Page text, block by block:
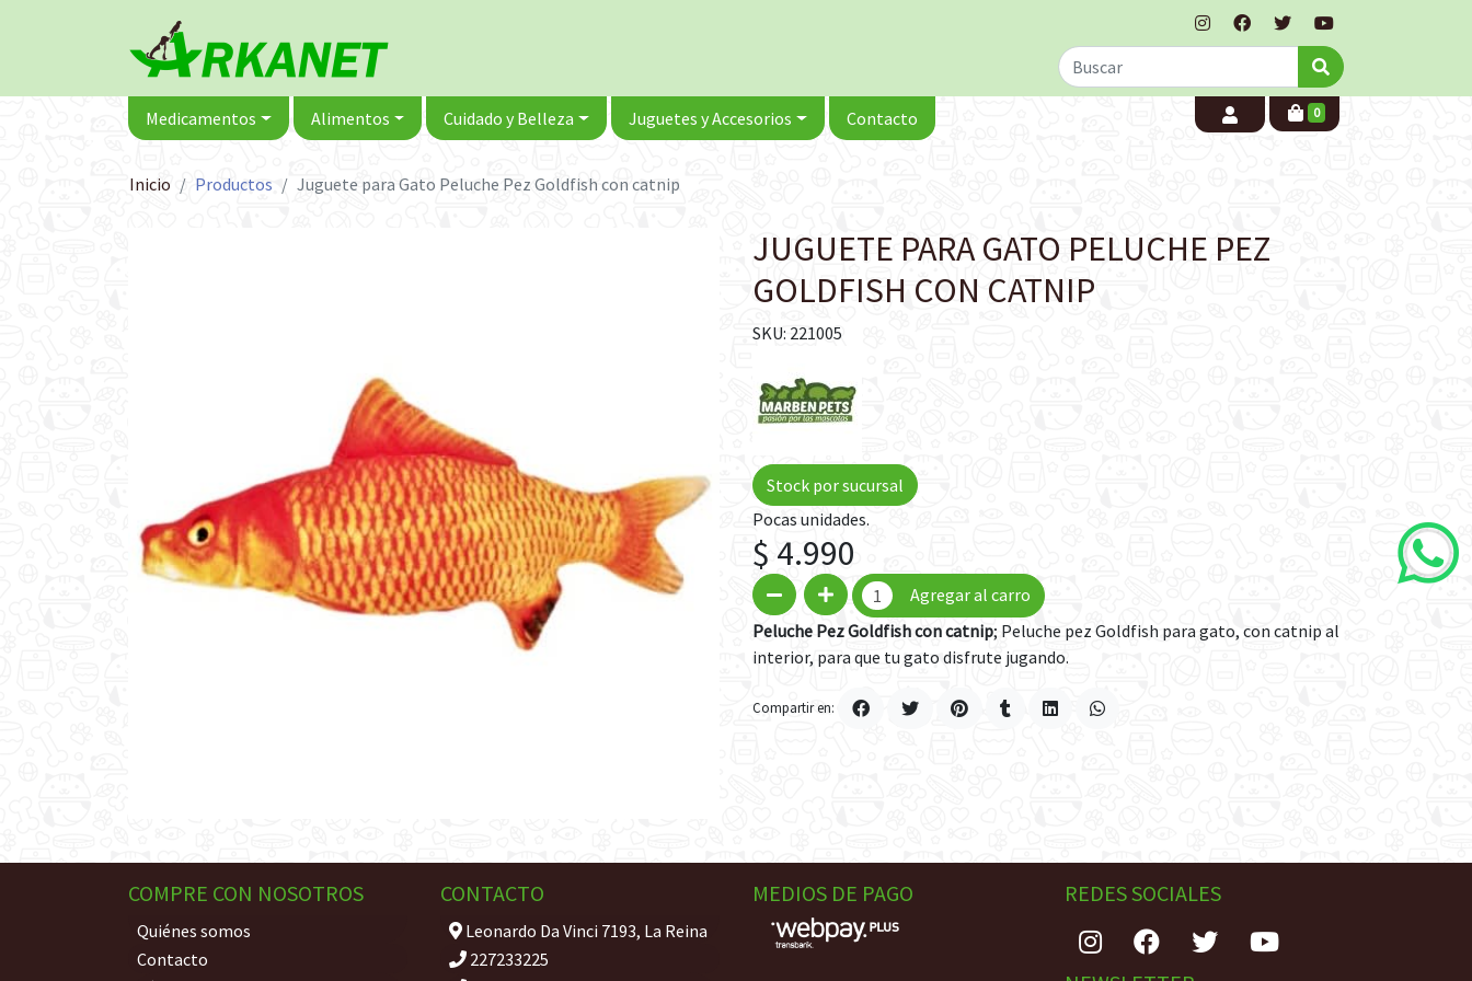
Medicamentos Alimentos Cuidado y Belleza Juguetes y Accesorios Contacto 0
Inicio Productos Juguete para Gato Peluche Pez Goldfish con catnip
JUGUETE PARA GATO PELUCHE PEZ
GOLDFISH CON CATNIP
SKU: 221005
Stock por sucursal
Pocas unidades.
$ 4.990
Agregar al carro
Peluche Pez Goldfish con catnip; Peluche pez Goldfish para gato, con catnip al
interior, para que tu gato disfrute jugando.
Compartir en:
COMPRE CON NOSOTROS
Quiénes somos
Contacto
CONTACTO
Leonardo Da Vinci 7193, La Reina
227233225
MEDIOS DE PAGO REDES SOCIALES